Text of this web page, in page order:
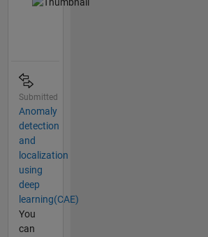
Submitted
Anomaly
detection
and
localization
using
deep
learning(CAE)
You
can